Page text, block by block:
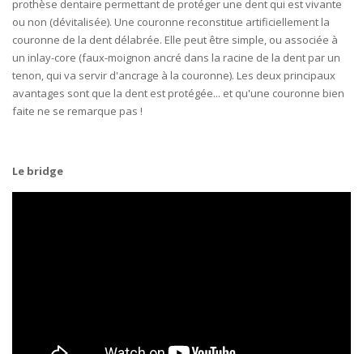
prothèse dentaire permettant de protéger une dent qui est vivante
ou non (dévitalisée). Une couronne reconstitue artificiellement la
couronne de la dent délabrée. Elle peut être simple, ou associée à
un inlay-core (faux-moignon ancré dans la racine de la dent par un
tenon, qui va servir d'ancrage à la couronne). Les deux principaux
avantages sont que la dent est protégée... et qu'une couronne bien
faite ne se remarque pas !
Le bridge